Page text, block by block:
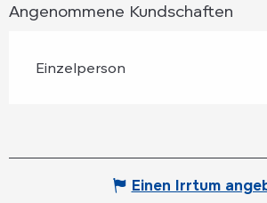
Angenommene Kundschaften
Einzelperson
Einen Irrtum